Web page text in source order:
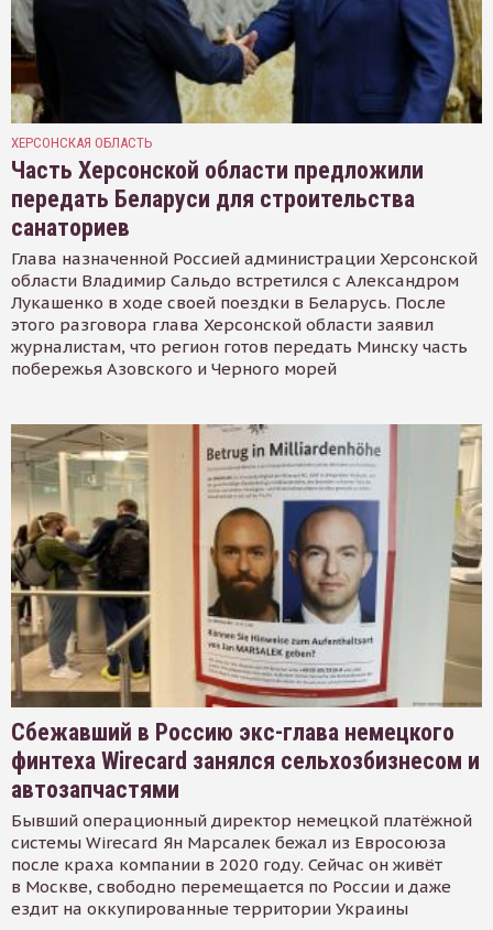
ХЕРСОНСКАЯ ОБЛАСТЬ
Часть Херсонской области предложили
передать Беларуси для строительства
санаториев
Глава назначенной Россией администрации Херсонской
области Владимир Сальдо встретился с Александром
Лукашенко в ходе своей поездки в Беларусь. После
этого разговора глава Херсонской области заявил
журналистам, что регион готов передать Минску часть
побережья Азовского и Черного морей
Сбежавший в Россию экс-глава немецкого
финтеха Wirecard занялся сельхозбизнесом и
автозапчастями
Бывший операционный директор немецкой платёжной
системы Wirecard Ян Марсалек бежал из Евросоюза
после краха компании в 2020 году. Сейчас он живёт
в Москве, свободно перемещается по России и даже
ездит на оккупированные территории Украины